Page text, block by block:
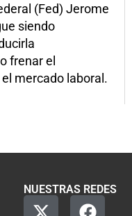
(Fed) Jerome
siendo
frenar el
mercado laboral.
NUESTRAS REDES